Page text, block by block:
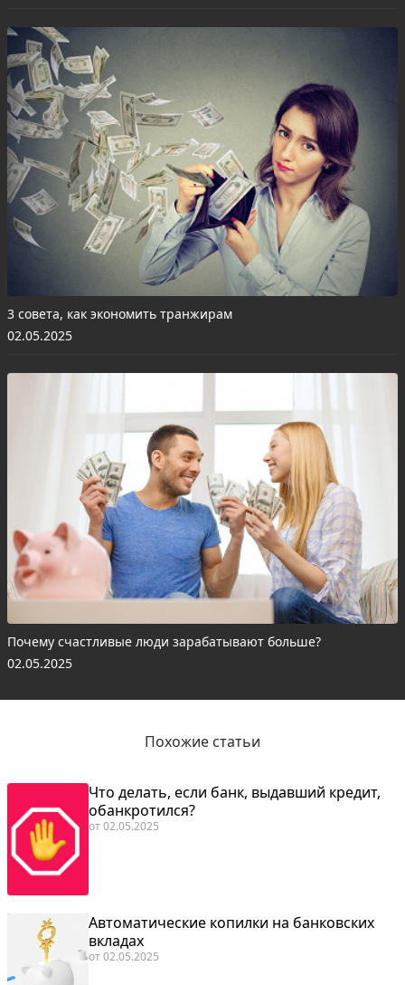
3 совета, как экономить транжирам
02.05.2025
Почему счастливые люди зарабатывают больше?
02.05.2025
Похожие статьи
Что делать, если банк, выдавший кредит,
обанкротился?
от02.05.2025
Автоматические копилки на банковских
вкладах
от02.05.2025